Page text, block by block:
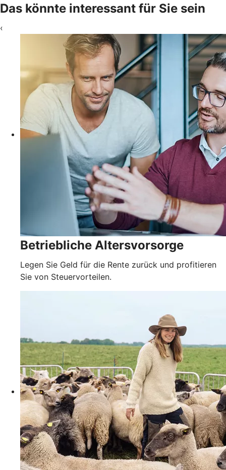
Das könnte interessant für Sie sein
‹
Betriebliche Altersvorsorge
Legen Sie Geld für die Rente zurück und profitieren
Sie von Steuervorteilen.